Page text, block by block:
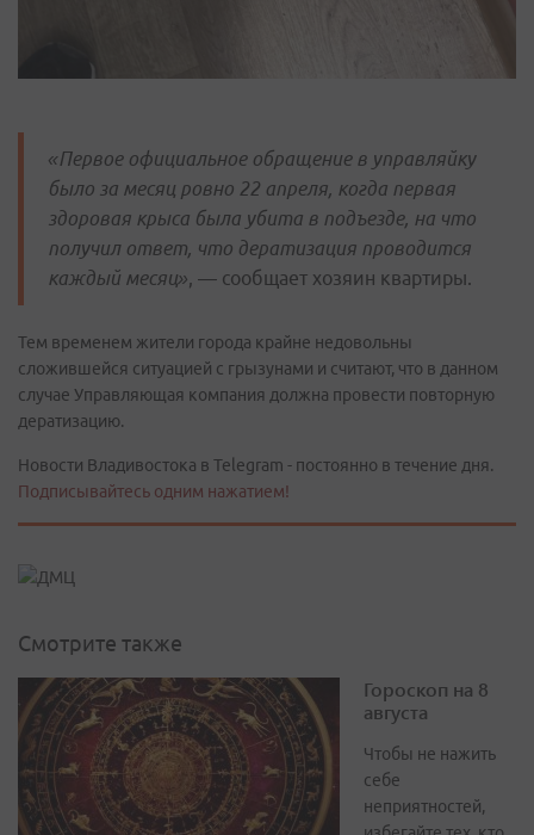
«Первое официальное обращение в управляйку
было за месяц ровно 22 апреля, когда первая
здоровая крыса была убита в подъезде, на что
получил ответ, что дератизация проводится
каждый месяц», — сообщает хозяин квартиры.
Тем временем жители города крайне недовольны
сложившейся ситуацией с грызунами и считают, что в данном
случае Управляющая компания должна провести повторную
дератизацию.
Новости Владивостока в Telegram - постоянно в течение дня.
Подписывайтесь одним нажатием!
Смотрите также
Гороскоп на 8
августа
Чтобы не нажить
себе
неприятностей,